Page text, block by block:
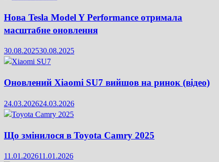
Нова Tesla Model Y Performance отримала
масштабне оновлення
30.08.202530.08.2025
Оновлений Xiaomi SU7 вийшов на ринок (відео)
24.03.202624.03.2026
Що змінилося в Toyota Camry 2025
11.01.202611.01.2026